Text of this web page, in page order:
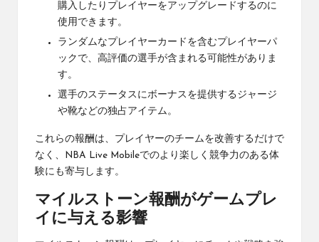
購入したりプレイヤーをアップグレードするのに
使用できます。
ランダムなプレイヤーカードを含むプレイヤーパ
ックで、高評価の選手が含まれる可能性がありま
す。
選手のステータスにボーナスを提供するジャージ
や靴などの独占アイテム。
これらの報酬は、プレイヤーのチームを改善するだけで
なく、NBA Live Mobileでのより楽しく競争力のある体
験にも寄与します。
マイルストーン報酬がゲームプレ
イに与える影響